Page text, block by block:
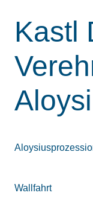
Kastl
Wallfahrt